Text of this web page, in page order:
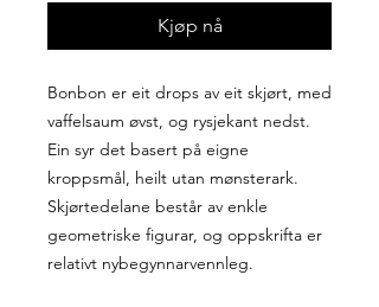
Kjøp nå
Bonbon er eit drops av eit skjørt, med
vaffelsaum øvst, og rysjekant nedst.
Ein syr det basert på eigne
kroppsmål, heilt utan mønsterark.
Skjørtedelane består av enkle
geometriske figurar, og oppskrifta er
relativt nybegynnarvennleg.